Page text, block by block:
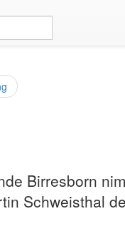
Birresborn
Schweisthal